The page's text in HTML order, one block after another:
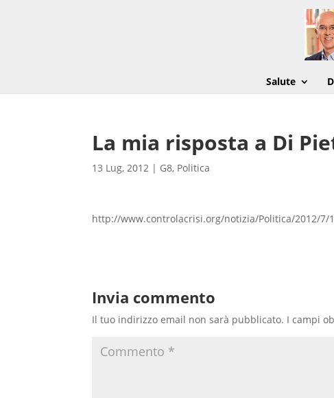
Salute
La mia risposta a Di
13 Lug, 2012 | G8, Politica
http://www.controlacrisi.org/notizia/Politica/2012/
Invia commento
Il tuo indirizzo email non sarà pubblicato. I campi